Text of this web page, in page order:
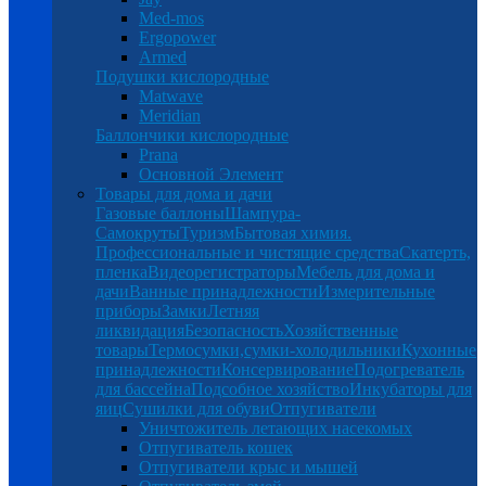
Med-mos
Ergopower
Armed
Подушки кислородные
Matwave
Meridian
Баллончики кислородные
Prana
Основной Элемент
Товары для дома и дачи
Газовые баллоныШампура-
СамокрутыТуризмБытовая химия.
Профессиональные и чистящие средстваСкатерть,
пленкаВидеорегистраторыМебель для дома и
дачиВанные принадлежностиИзмерительные
приборыЗамкиЛетняя
ликвидацияБезопасностьХозяйственные
товарыТермосумки,сумки-холодильникиКухонные
принадлежностиКонсервированиеПодогреватель
для бассейнаПодсобное хозяйствоИнкубаторы для
яицСушилки для обувиОтпугиватели
Уничтожитель летающих насекомых
Отпугиватель кошек
Отпугиватели крыс и мышей